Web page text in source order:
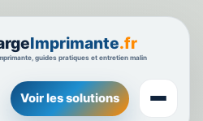
Voir les solutions